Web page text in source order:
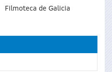
Filmoteca de Galicia